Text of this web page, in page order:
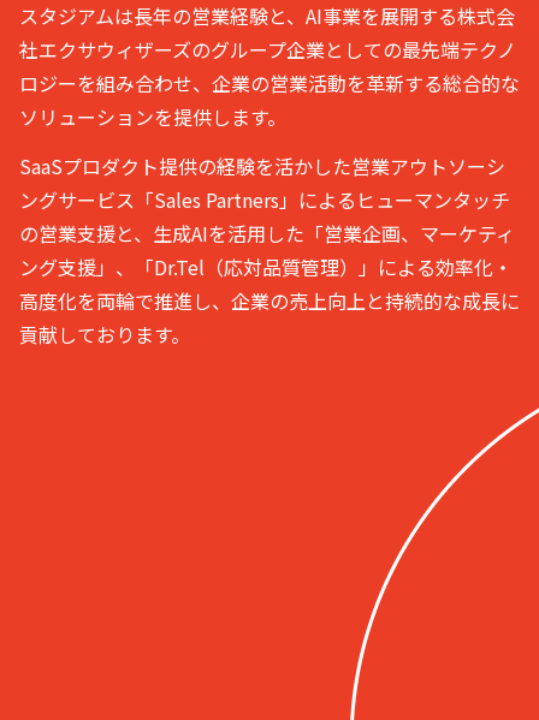
スタジアムは長年の営業経験と、AI事業を展開する株式会
社エクサウィザーズのグループ企業としての最先端テクノ
ロジーを組み合わせ、企業の営業活動を革新する総合的な
ソリューションを提供します。
SaaSプロダクト提供の経験を活かした営業アウトソーシ
ングサービス「Sales Partners」によるヒューマンタッチ
の営業支援と、生成AIを活用した「営業企画、マーケティ
ング支援」、「Dr.Tel（応対品質管理）」による効率化・
高度化を両輪で推進し、企業の売上向上と持続的な成長に
貢献しております。